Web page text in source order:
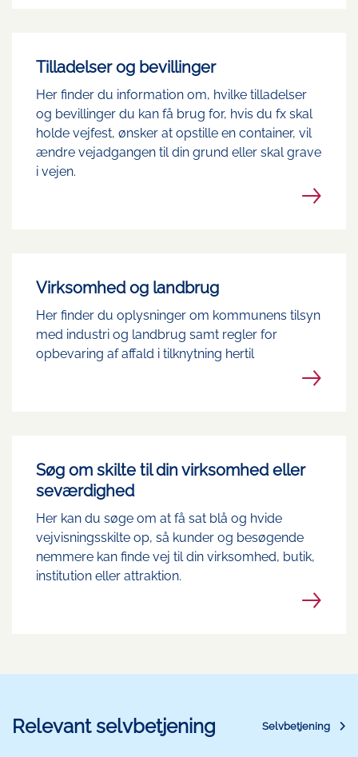
Tilladelser og bevillinger
Her finder du information om, hvilke tilladelser
og bevillinger du kan få brug for, hvis du fx skal
holde vejfest, ønsker at opstille en container, vil
ændre vejadgangen til din grund eller skal grave
i vejen.
Virksomhed og landbrug
Her finder du oplysninger om kommunens tilsyn
med industri og landbrug samt regler for
opbevaring af affald i tilknytning hertil
Søg om skilte til din virksomhed eller
seværdighed
Her kan du søge om at få sat blå og hvide
vejvisningsskilte op, så kunder og besøgende
nemmere kan finde vej til din virksomhed, butik,
institution eller attraktion.
Relevant selvbetjening Selvbetjening